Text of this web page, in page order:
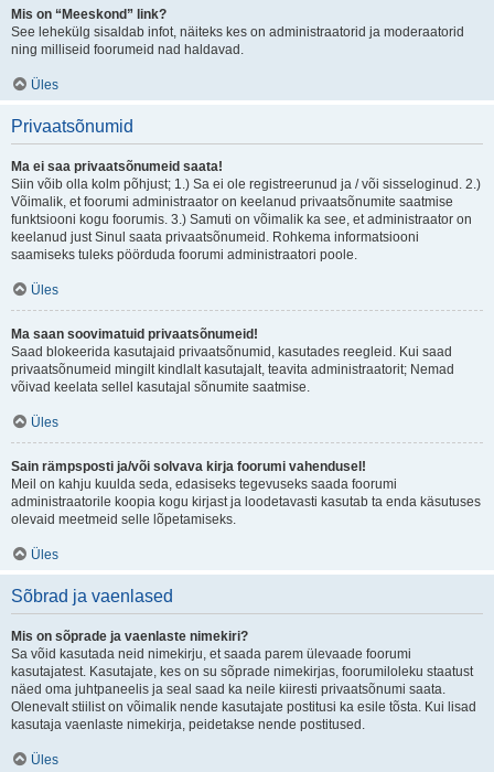
Mis on “Meeskond” link?
See lehekülg sisaldab infot, näiteks kes on administraatorid ja moderaatorid
ning milliseid foorumeid nad haldavad.
Üles
Privaatsõnumid
Ma ei saa privaatsõnumeid saata!
Siin võib olla kolm põhjust; 1.) Sa ei ole registreerunud ja / või sisseloginud. 2.)
Võimalik, et foorumi administraator on keelanud privaatsõnumite saatmise
funktsiooni kogu foorumis. 3.) Samuti on võimalik ka see, et administraator on
keelanud just Sinul saata privaatsõnumeid. Rohkema informatsiooni
saamiseks tuleks pöörduda foorumi administraatori poole.
Üles
Ma saan soovimatuid privaatsõnumeid!
Saad blokeerida kasutajaid privaatsõnumid, kasutades reegleid. Kui saad
privaatsõnumeid mingilt kindlalt kasutajalt, teavita administraatorit; Nemad
võivad keelata sellel kasutajal sõnumite saatmise.
Üles
Sain rämpsposti ja/või solvava kirja foorumi vahendusel!
Meil on kahju kuulda seda, edasiseks tegevuseks saada foorumi
administraatorile koopia kogu kirjast ja loodetavasti kasutab ta enda käsutuses
olevaid meetmeid selle lõpetamiseks.
Üles
Sõbrad ja vaenlased
Mis on sõprade ja vaenlaste nimekiri?
Sa võid kasutada neid nimekirju, et saada parem ülevaade foorumi
kasutajatest. Kasutajate, kes on su sõprade nimekirjas, foorumiloleku staatust
näed oma juhtpaneelis ja seal saad ka neile kiiresti privaatsõnumi saata.
Olenevalt stiilist on võimalik nende kasutajate postitusi ka esile tõsta. Kui lisad
kasutaja vaenlaste nimekirja, peidetakse nende postitused.
Üles